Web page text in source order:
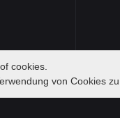
cookies.
von Cookies zu.